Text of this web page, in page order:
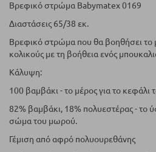
Βρεφικό στρώμα Babymatex 0169
Διαστάσεις 65/38 εκ.
Βρεφικό στρώμα που θα βοηθήσει το
κολικούς με τη βοήθεια ενός
Κάλυψη:
100 βαμβάκι - το μέρος για το κεφάλι
82% βαμβάκι, 18% πολυεστέρας - το
σώμα του μωρού.
Γέμιση από αφρό πολυουρεθάνης